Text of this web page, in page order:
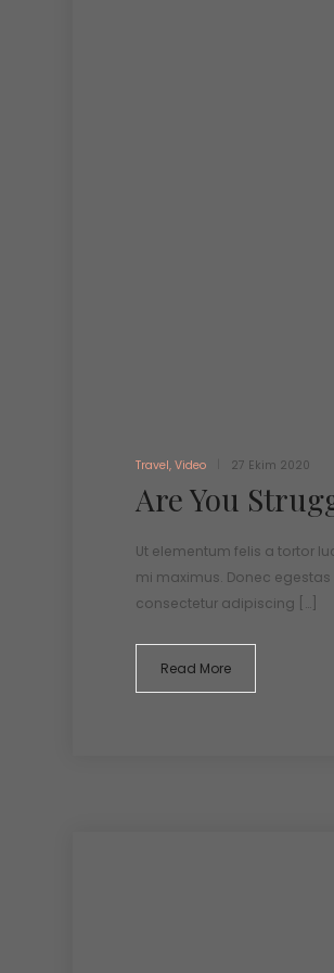
Travel,Video 27 Ekim 2020
Are You
Ut elementum felis a tortor
mi maximus. Donec
consectetur adipiscing […]
Read More